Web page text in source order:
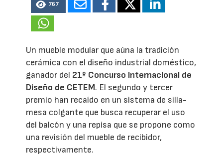
767
Un mueble modular que aúna la tradición
cerámica con el diseño industrial doméstico,
ganador del 21º Concurso Internacional de
Diseño de CETEM. El segundo y tercer
premio han recaído en un sistema de silla-
mesa colgante que busca recuperar el uso
del balcón y una repisa que se propone como
una revisión del mueble de recibidor,
respectivamente.